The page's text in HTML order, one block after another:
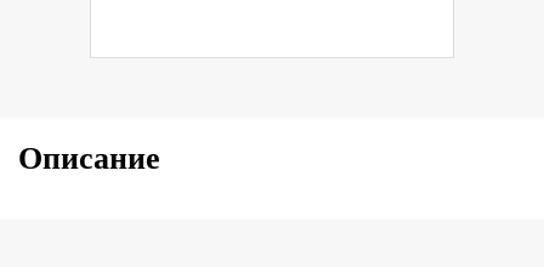
Описание